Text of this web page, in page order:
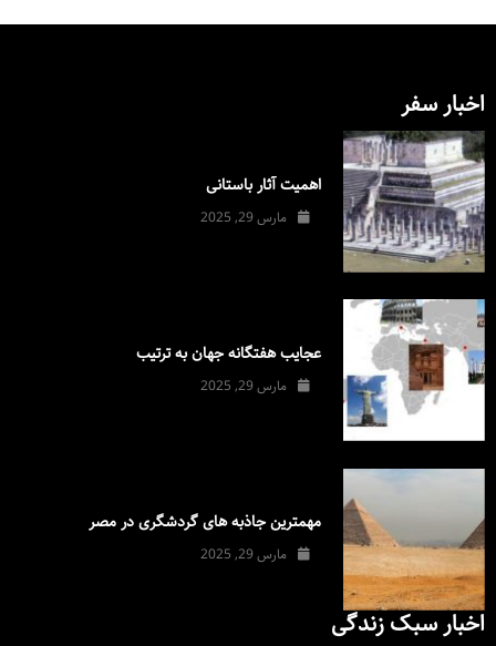
اخبار سفر
اهمیت آثار باستانی
مارس 29, 2025
عجایب هفتگانه جهان به ترتیب
مارس 29, 2025
مهمترین جاذبه های گردشگری در مصر
مارس 29, 2025
اخبار سبک زندگی